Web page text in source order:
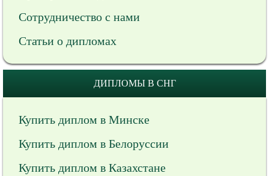
Сотрудничество с нами
Статьи о дипломах
ДИПЛОМЫ В СНГ
Купить диплом в Минске
Купить диплом в Белоруссии
Купить диплом в Казахстане